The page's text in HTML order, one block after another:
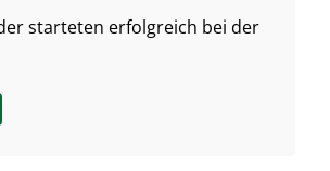
starteten erfolgreich bei der